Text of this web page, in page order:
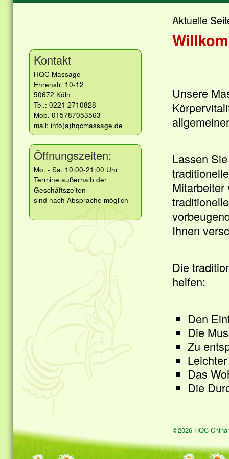
Kontakt
HQC Massage
Ehrenstr. 10-12
50672 Köln
Tel.: 0221 2710828
Mob. 015787053563
mail: info(a)hqcmassage.de
Öffnungszeiten:
Mo. - Sa. 10:00-21:00 Uhr
Termine außerhalb der
Geschäftszeiten
sind nach Absprache möglich
Aktuelle
Unsere
Lassen
Mitarbeiter
Ihnen
Die
helfen:
Den
Die
Zu
Das
Die
©2026 HQC